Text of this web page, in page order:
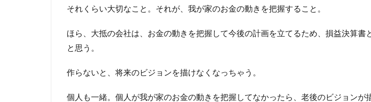
それくらい大切なこと。それが、我が家のお金の動きを把握すること。
ほら、大抵の会社は、お金の動きを把握して今後の計画を立てるため、損益決算書
と思う。
作らないと、将来のビジョンを描けなくなっちゃう。
個人も一緒。個人が我が家のお金の動きを把握してなかったら、老後のビジョンが